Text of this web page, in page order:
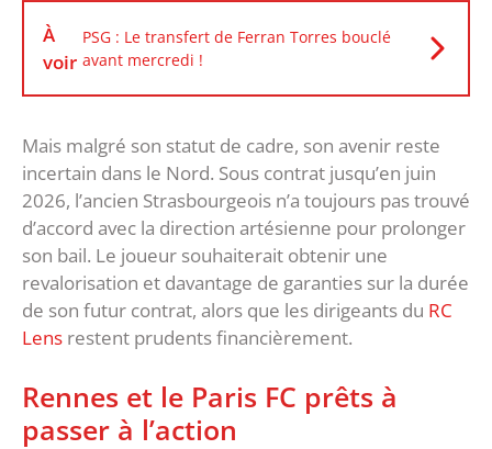
À
voir
PSG : Le transfert de Ferran Torres bouclé
avant mercredi !
Mais malgré son statut de cadre, son avenir reste
incertain dans le Nord. Sous contrat jusqu’en juin
2026, l’ancien Strasbourgeois n’a toujours pas trouvé
d’accord avec la direction artésienne pour prolonger
son bail. Le joueur souhaiterait obtenir une
revalorisation et davantage de garanties sur la durée
de son futur contrat, alors que les dirigeants du RC
Lens restent prudents financièrement.
Rennes et le Paris FC prêts à
passer à l’action